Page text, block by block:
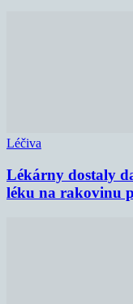
Léčiva
Lékárny dostaly
léku na rakovinu